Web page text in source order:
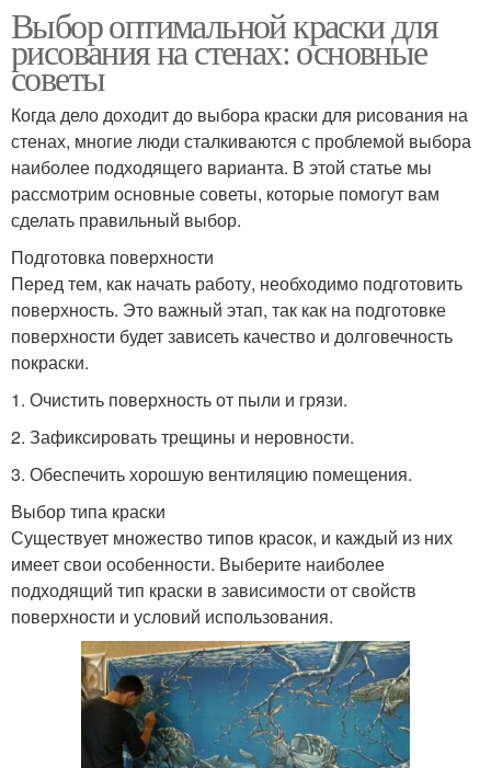
Выбор оптимальной краски для
рисования на стенах: основные
советы
Когда дело доходит до выбора краски для рисования на
стенах, многие люди сталкиваются с проблемой выбора
наиболее подходящего варианта. В этой статье мы
рассмотрим основные советы, которые помогут вам
сделать правильный выбор.
Подготовка поверхности
Перед тем, как начать работу, необходимо подготовить
поверхность. Это важный этап, так как на подготовке
поверхности будет зависеть качество и долговечность
покраски.
1. Очистить поверхность от пыли и грязи.
2. Зафиксировать трещины и неровности.
3. Обеспечить хорошую вентиляцию помещения.
Выбор типа краски
Существует множество типов красок, и каждый из них
имеет свои особенности. Выберите наиболее
подходящий тип краски в зависимости от свойств
поверхности и условий использования.